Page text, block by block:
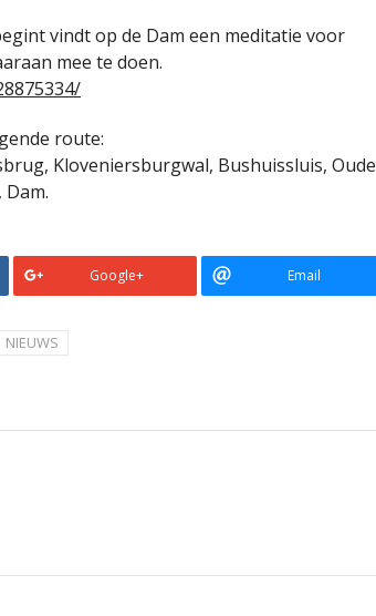
vindt op de Dam een meditatie voor
mee te doen.
route:
Kloveniersburgwal, Bushuissluis, Oude
Google+ Email
NIEUWS